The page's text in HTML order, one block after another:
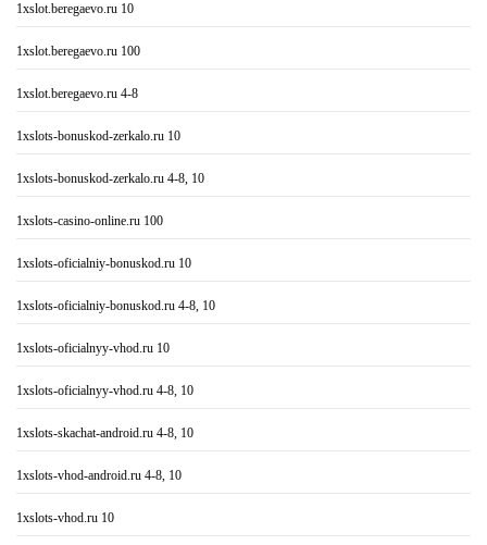
1xslot.beregaevo.ru 10
1xslot.beregaevo.ru 100
1xslot.beregaevo.ru 4-8
1xslots-bonuskod-zerkalo.ru 10
1xslots-bonuskod-zerkalo.ru 4-8, 10
1xslots-casino-online.ru 100
1xslots-oficialniy-bonuskod.ru 10
1xslots-oficialniy-bonuskod.ru 4-8, 10
1xslots-oficialnyy-vhod.ru 10
1xslots-oficialnyy-vhod.ru 4-8, 10
1xslots-skachat-android.ru 4-8, 10
1xslots-vhod-android.ru 4-8, 10
1xslots-vhod.ru 10